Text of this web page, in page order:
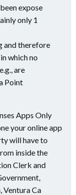
expose
only 1
and therefore
which no
are
Point
Apps Only
your online app
will have to
inside the
Clerk and
Ventura Ca